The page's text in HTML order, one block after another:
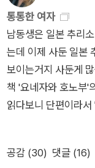
가)‘ 와 ‘마지막 일격
마치 오래된 동화를
신비한 분위기를 가
양들의 축연>은 복
들어간 것처럼, 독특한
현실이라는 경계에
의 축연>은 이 작품
다. 인간의 욕망과
있는 이 작품은 인간
통통한 여자
남동생은 일본 추리
는데 이제 사둔 일본
보이는거지 사둔게
책 '요네자와 호노부'
읽다보니 단편이라
데 그것은 어떤 불안
싶다는 욕망이기도
공감 (30) 댓글 (16)